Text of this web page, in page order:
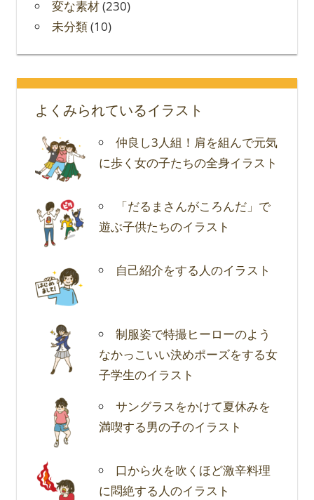
変な素材(230)
未分類(10)
よくみられているイラスト
仲良し3人組！肩を組んで元気
に歩く女の子たちの全身イラスト
「だるまさんがころんだ」で
遊ぶ子供たちのイラスト
自己紹介をする人のイラスト
制服姿で特撮ヒーローのよう
なかっこいい決めポーズをする女
子学生のイラスト
サングラスをかけて夏休みを
満喫する男の子のイラスト
口から火を吹くほど激辛料理
に悶絶する人のイラスト